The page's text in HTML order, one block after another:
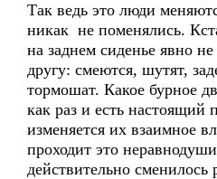
Так ведь это люди
никак не поменялись.
на заднем сиденье явно
другу: смеются, шутят,
тормошат. Какое бурное
как раз и есть настоящий
изменяется их взаимное
проходит это
действительно